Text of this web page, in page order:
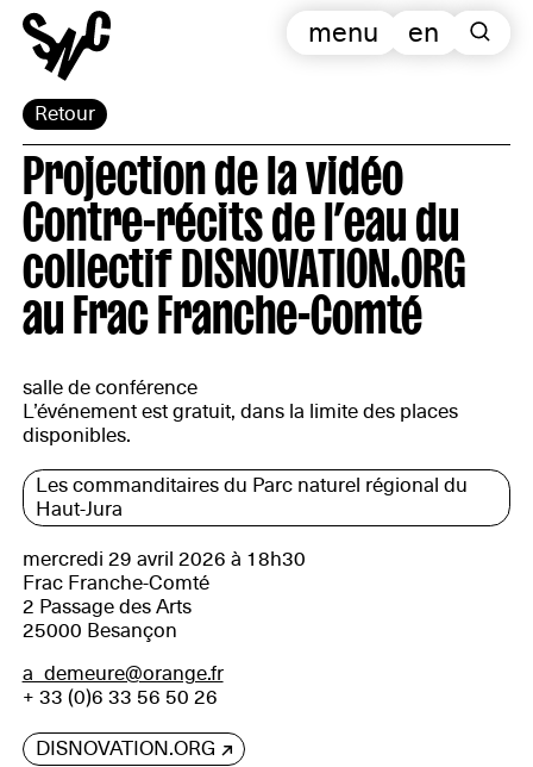
Retour
en
menu
Projection de la vidéo
Contre-récits de l’eau du
collectif DISNOVATION.ORG
au Frac Franche-Comté
salle de conférence
L’événement est gratuit, dans la limite des places
disponibles.
Les commanditaires du Parc naturel régional du
Haut-Jura
mercredi 29 avril 2026 à 18h30
Frac Franche-Comté
2 Passage des Arts
25000 Besançon
a_demeure@orange.fr
+ 33 (0)6 33 56 50 26
DISNOVATION.ORG